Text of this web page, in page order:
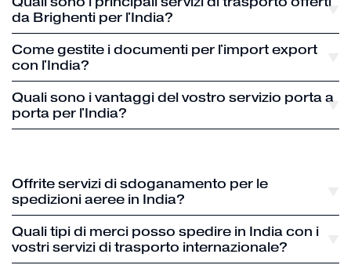
da Brighenti per l'India?
Come gestite i documenti per l'import export
con l'India?
Quali sono i vantaggi del vostro servizio porta a
porta per l'India?
Offrite servizi di sdoganamento per le
spedizioni aeree in India?
Quali tipi di merci posso spedire in India con i
vostri servizi di trasporto internazionale?